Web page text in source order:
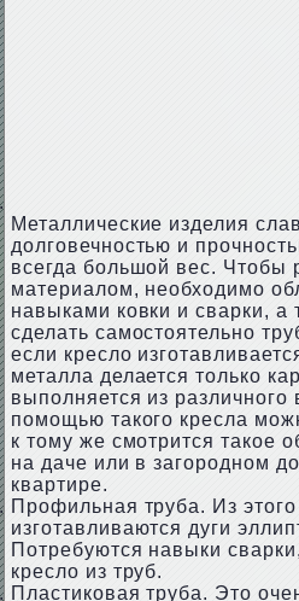
Металлические изделия
долговечностью и
всегда большой вес. Чтобы
материалом, необходимо
навыками ковки и сварки, а
сделать самостоятельно
если кресло
металла делается только
выполняется из
помощью такого кресла
к тому же смотрится такое
на даче или в загородном
квартире.
Профильная труба. Из
изготавливаются дуги
Потребуются навыки
кресло из труб.
Пластиковая труба. Это